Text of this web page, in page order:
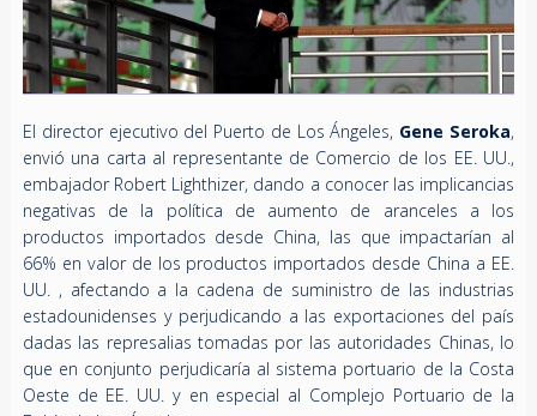
El director ejecutivo del Puerto de Los Ángeles, Gene Seroka,
envió una carta al representante de Comercio de los EE. UU.,
embajador Robert Lighthizer, dando a conocer las implicancias
negativas de la política de aumento de aranceles a los
productos importados desde China, las que impactarían al
66% en valor de los productos importados desde China a EE.
UU. , afectando a la cadena de suministro de las industrias
estadounidenses y perjudicando a las exportaciones del país
dadas las represalias tomadas por las autoridades Chinas, lo
que en conjunto perjudicaría al sistema portuario de la Costa
Oeste de EE. UU. y en especial al Complejo Portuario de la